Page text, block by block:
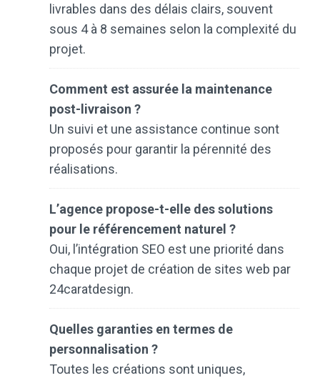
livrables dans des délais clairs, souvent
sous 4 à 8 semaines selon la complexité du
projet.
Comment est assurée la maintenance
post-livraison ?
Un suivi et une assistance continue sont
proposés pour garantir la pérennité des
réalisations.
L’agence propose-t-elle des solutions
pour le référencement naturel ?
Oui, l’intégration SEO est une priorité dans
chaque projet de création de sites web par
24caratdesign.
Quelles garanties en termes de
personnalisation ?
Toutes les créations sont uniques,